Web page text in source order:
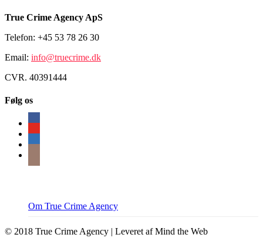
True Crime Agency ApS
Telefon: +45 53 78 26 30
Email: info@truecrime.dk
CVR. 40391444
Følg os
Om True Crime Agency
© 2018 True Crime Agency | Leveret af Mind the Web